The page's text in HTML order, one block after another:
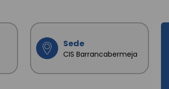
Sede
CIS Barrancabermeja